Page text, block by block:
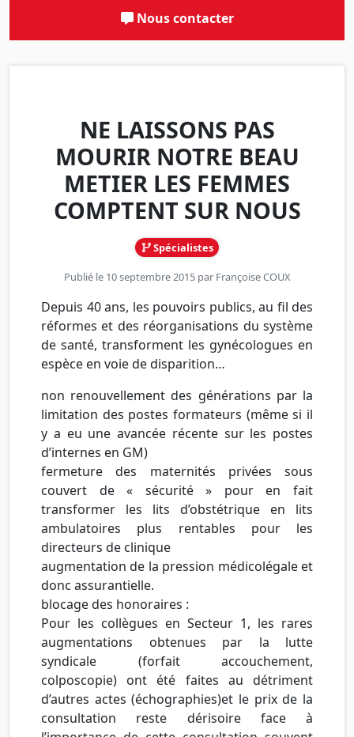
NE LAISSONS PAS
MOURIR NOTRE BEAU
METIER LES FEMMES
COMPTENT SUR NOUS
Spécialistes
Publié le 10 septembre 2015 par Françoise COUX
Depuis 40 ans, les pouvoirs publics, au fil des
réformes et des réorganisations du système
de santé, transforment les gynécologues en
espèce en voie de disparition…
non renouvellement des générations par la
limitation des postes formateurs (même si il
y a eu une avancée récente sur les postes
d’internes en GM)
fermeture des maternités privées sous
couvert de « sécurité » pour en fait
transformer les lits d’obstétrique en lits
ambulatoires plus rentables pour les
directeurs de clinique
augmentation de la pression médicolégale et
donc assurantielle.
blocage des honoraires :
Pour les collègues en Secteur 1, les rares
augmentations obtenues par la lutte
syndicale (forfait accouchement,
colposcopie) ont été faites au détriment
d’autres actes (échographies)et le prix de la
consultation reste dérisoire face à
Nous contacter